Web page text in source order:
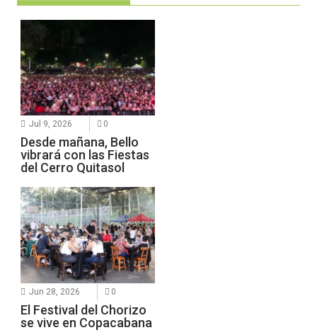
Jul 9, 2026 0
Desde mañana, Bello
vibrará con las Fiestas
del Cerro Quitasol
Jun 28, 2026 0
El Festival del Chorizo
se vive en Copacabana